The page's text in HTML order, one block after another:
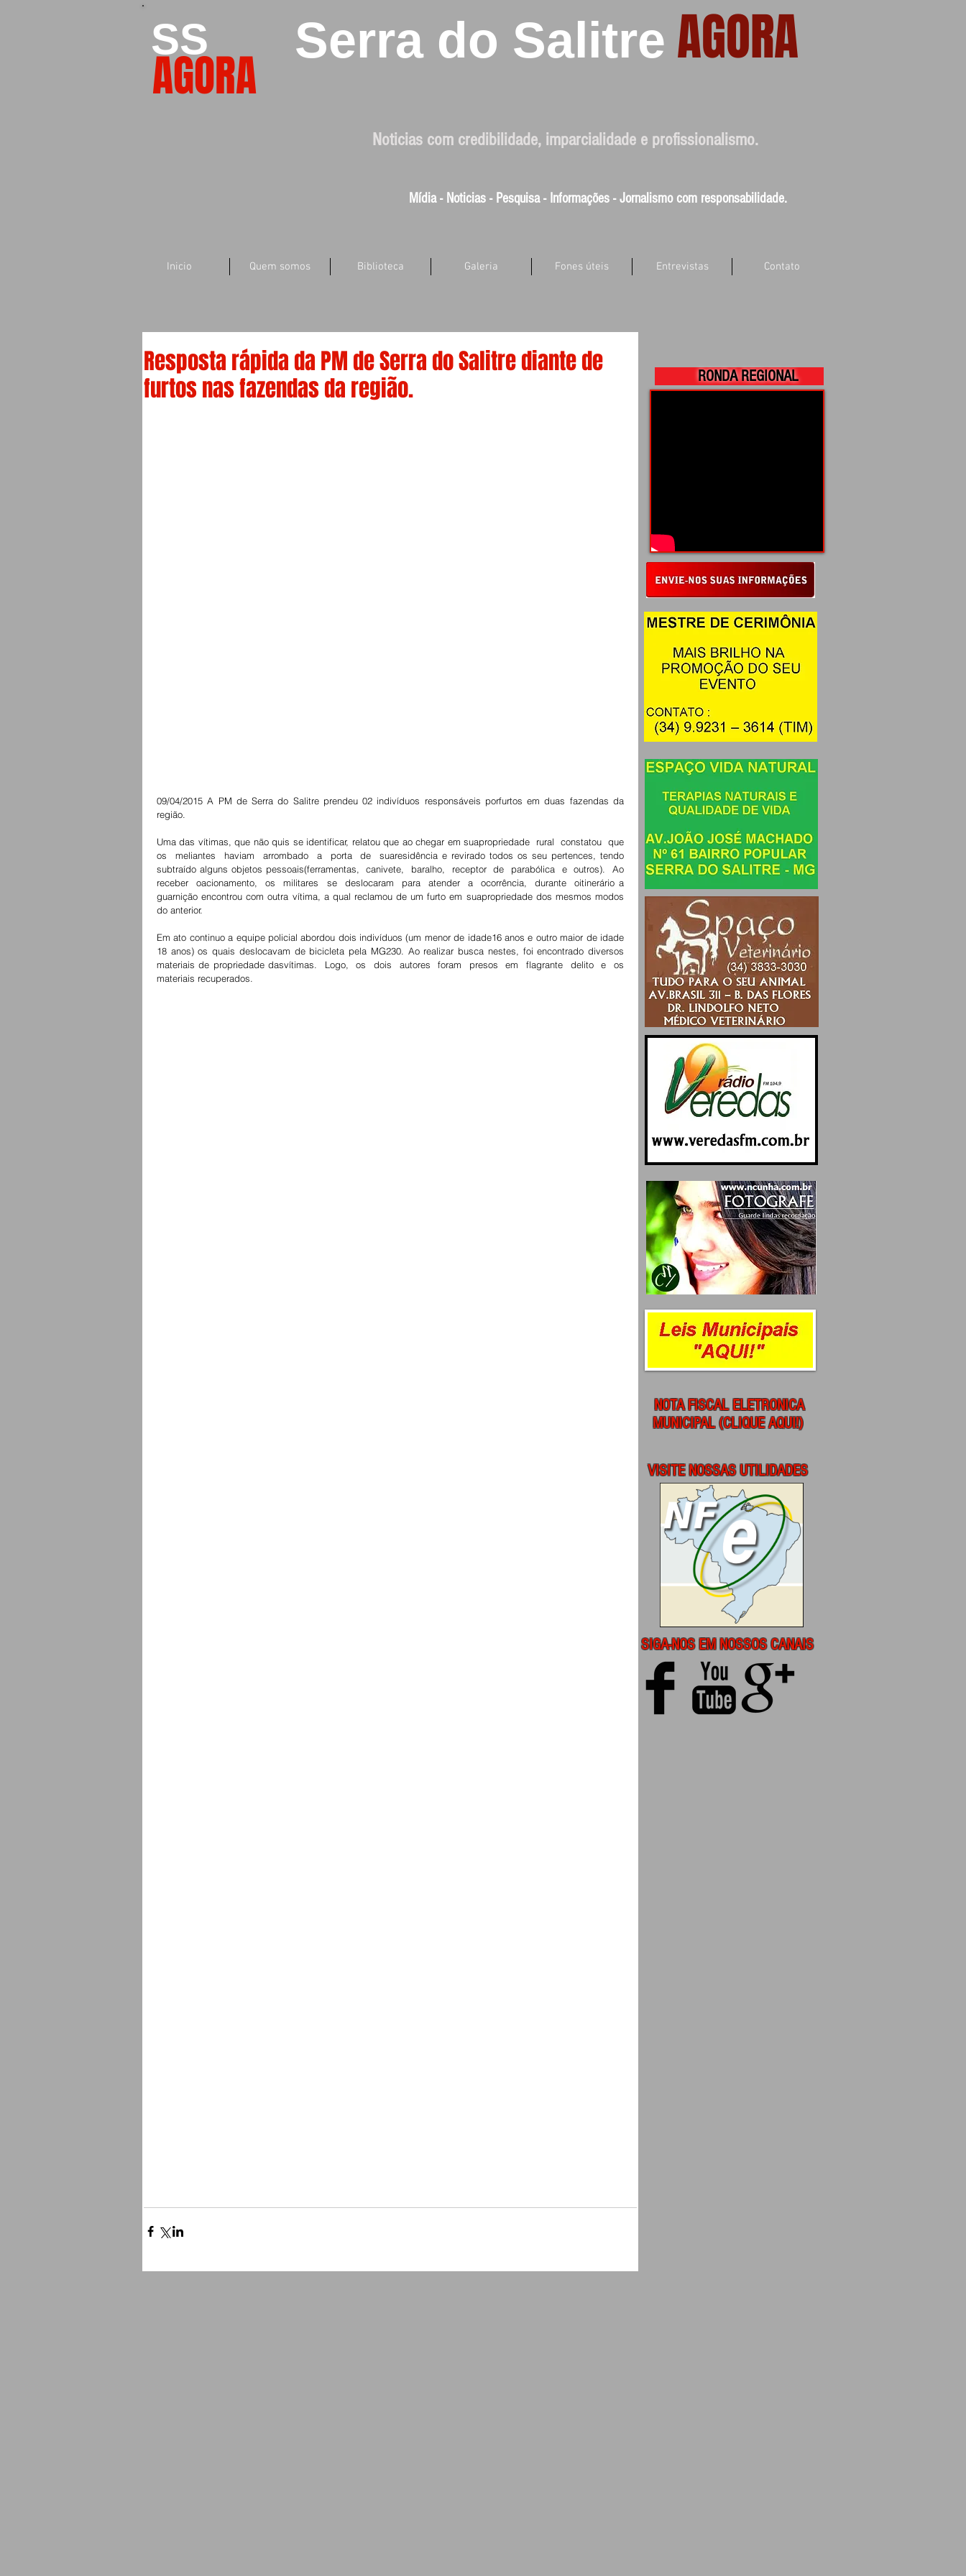
SS
AGORA
Serra do Salitre AGORA
Noticias com credibilidade, imparcialidade e profissionalismo.
Mídia - Noticias - Pesquisa - Informações - Jornalismo com responsabilidade.
Inicio Quem somos Biblioteca Galeria Fones úteis Entrevistas Contato
Resposta rápida da PM de Serra do Salitre diante de
furtos nas fazendas da região.
09/04/2015 A PM de Serra do Salitre prendeu 02 indivíduos responsáveis porfurtos em duas fazendas da
região.
Uma das vítimas, que não quis se identificar, relatou que ao chegar em suapropriedade  rural  constatou  que
os  meliantes  haviam  arrombado  a  porta  de  suaresidência e revirado todos os seu pertences, tendo
subtraído alguns objetos pessoais(ferramentas,  canivete,  baralho,  receptor  de  parabólica  e  outros).  Ao
receber  oacionamento,  os  militares  se  deslocaram  para  atender  a  ocorrência,  durante  oitinerário a
guarnição encontrou com outra vítima, a qual reclamou de um furto em suapropriedade dos mesmos modos
do anterior.
Em ato continuo a equipe policial abordou dois indivíduos (um menor de idade16 anos e outro maior de idade
18 anos) os quais deslocavam de bicicleta pela MG230. Ao realizar busca nestes, foi encontrado diversos
materiais de propriedade dasvítimas.  Logo,  os  dois  autores  foram  presos  em  flagrante  delito  e  os
materiais recuperados.
RONDA REGIONAL
NOTA FISCAL ELETRONICA
MUNICIPAL (CLIQUE AQUI!)
VISITE NOSSAS UTILIDADES
SIGA-NOS EM NOSSOS CANAIS